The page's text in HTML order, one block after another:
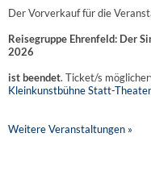
Der Vorverkauf für die
Reisegruppe Ehrenfeld: Der
2026
ist beendet. Ticket/s
Kleinkunstbühne Statt-Theater
Weitere Veranstaltungen »